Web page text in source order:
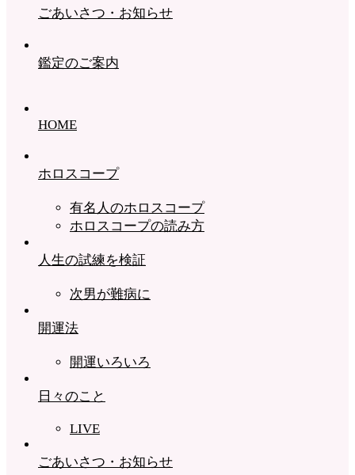
ごあいさつ・お知らせ
鑑定のご案内
HOME
ホロスコープ
有名人のホロスコープ
ホロスコープの読み方
人生の試練を検証
次男が難病に
開運法
開運いろいろ
日々のこと
LIVE
ごあいさつ・お知らせ